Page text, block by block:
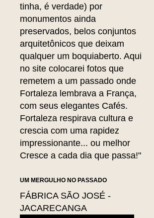
tinha, é verdade) por
monumentos ainda
preservados, belos conjuntos
arquitetônicos que deixam
qualquer um boquiaberto. Aqui
no site colocarei fotos que
remetem a um passado onde
Fortaleza lembrava a França,
com seus elegantes Cafés.
Fortaleza respirava cultura e
crescia com uma rapidez
impressionante... ou melhor
Cresce a cada dia que passa!"
UM MERGULHO NO PASSADO
FÁBRICA SÃO JOSÉ -
JACARECANGA